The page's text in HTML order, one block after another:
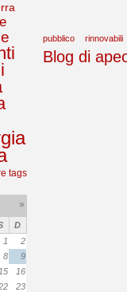
tags
»
D
1
2
8
9
15
16
23
pubblico rinnovabili
Blog di